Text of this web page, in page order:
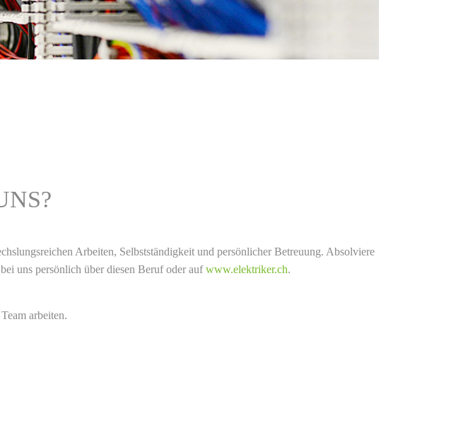
Arbeiten, Selbstständigkeit und persönlicher Betreuung. Absolviere
uns persönlich über diesen Beruf oder aufwww.elektriker.ch.
arbeiten.